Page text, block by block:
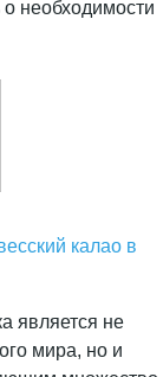
необходимости
калао в
является не
мира, но и